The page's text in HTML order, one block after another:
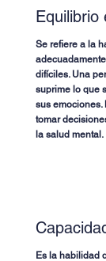
Equilibrio
Se refiere a la
difíciles. Una
suprime lo que
sus emociones.
tomar
la salud mental.
Es la habilidad